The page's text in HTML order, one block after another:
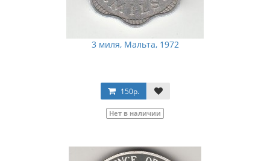
3 миля, Мальта, 1972
150р.
Нет в наличии